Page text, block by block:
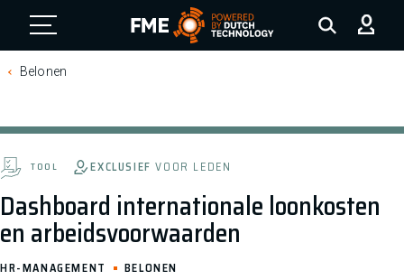
FME Logo, to the homepage
Belonen
Dashboard internationale loonkosten
en arbeidsvoorwaarden
TOOL EXCLUSIEFVOOR LEDEN
HR-MANAGEMENT BELONEN